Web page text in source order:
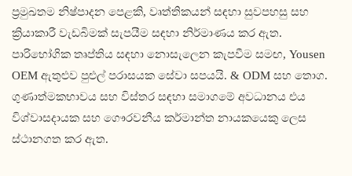
ප්‍රමුඛතම නිෂ්පාදන පෙළකි, වෘත්තිකයන් සඳහා සුවපහසු සහ
ක්‍රියාකාරී වැඩබිමක් සැපයීම සඳහා නිර්මාණය කර ඇත.
පාරිභෝගික තෘප්තිය සඳහා නොසැලෙන කැපවීම සමඟ, Yousen
OEM ඇතුළුව පුළුල් පරාසයක සේවා සපයයි. & ODM සහ තොග.
ගුණාත්මකභාවය සහ විස්තර සඳහා සමාගමේ අවධානය එය
විශ්වාසදායක සහ ගෞරවනීය කර්මාන්ත නායකයෙකු ලෙස
ස්ථානගත කර ඇත.